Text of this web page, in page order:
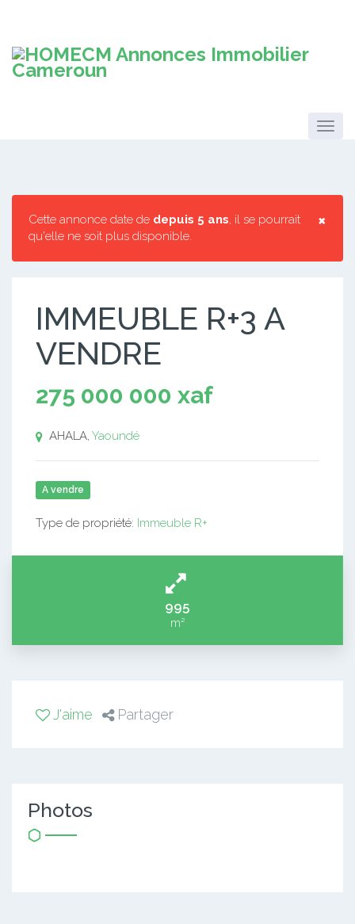
×
Cette annonce date de depuis 5 ans, il se pourrait
qu'elle ne soit plus disponible.
IMMEUBLE R+3 A
VENDRE
275 000 000 xaf
AHALA, Yaoundé
A vendre
Type de propriété: Immeuble R+
995
m²
J'aime Partager
Photos